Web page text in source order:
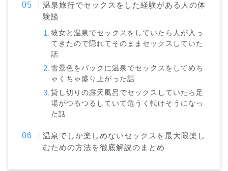
温泉旅行でセックスをした経験がある人の体
験談
彼女と温泉でセックスをしていたら人が入っ
てきたので隠れてそのままセックスしていた
話
雪景色をバックに温泉でセックスをしてめち
ゃくちゃ盛り上がった話
貸し切りの露天風呂でセックスしていたら足
場がつるつるしていて危うく転けそうになっ
た話
温泉でしか楽しめないセックスを最大限楽し
むための方法を徹底解説のまとめ